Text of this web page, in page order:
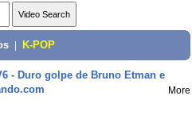
K-POP
- Duro golpe de Bruno Etman e
More